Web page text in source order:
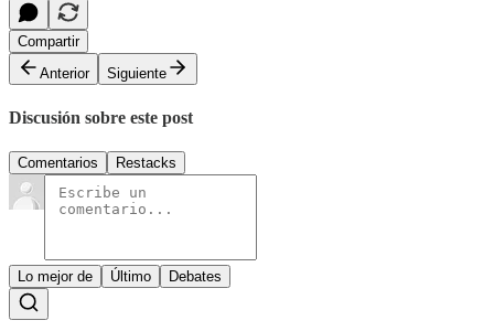
Compartir
Anterior
Siguiente
Discusión sobre este post
Comentarios Restacks
Lo mejor de Último Debates